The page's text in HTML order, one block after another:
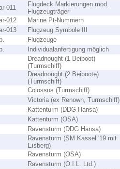
011
Flugdeck Markierungen mod.
Flugzeugträger
012 Marine Pt-Nummern
013 Flugzeug Symbole III
Flugzeuge
Individualanfertigung möglich
Dreadnought (1 Beiboot)
(Turmschiff)
Dreadnought (2 Beiboote)
(Turmschiff)
Colossus (Turmschiff)
Victoria (ex Renown, Turmschiff)
Kattenturm (DDG Hansa)
Kattenturm (OSA)
Ravensturm (DDG Hansa)
Ravensturm (SM Kassel '19 mit
Eisberg)
Ravensturm (OSA)
Ravensturm (O.I.L. Ltd.)